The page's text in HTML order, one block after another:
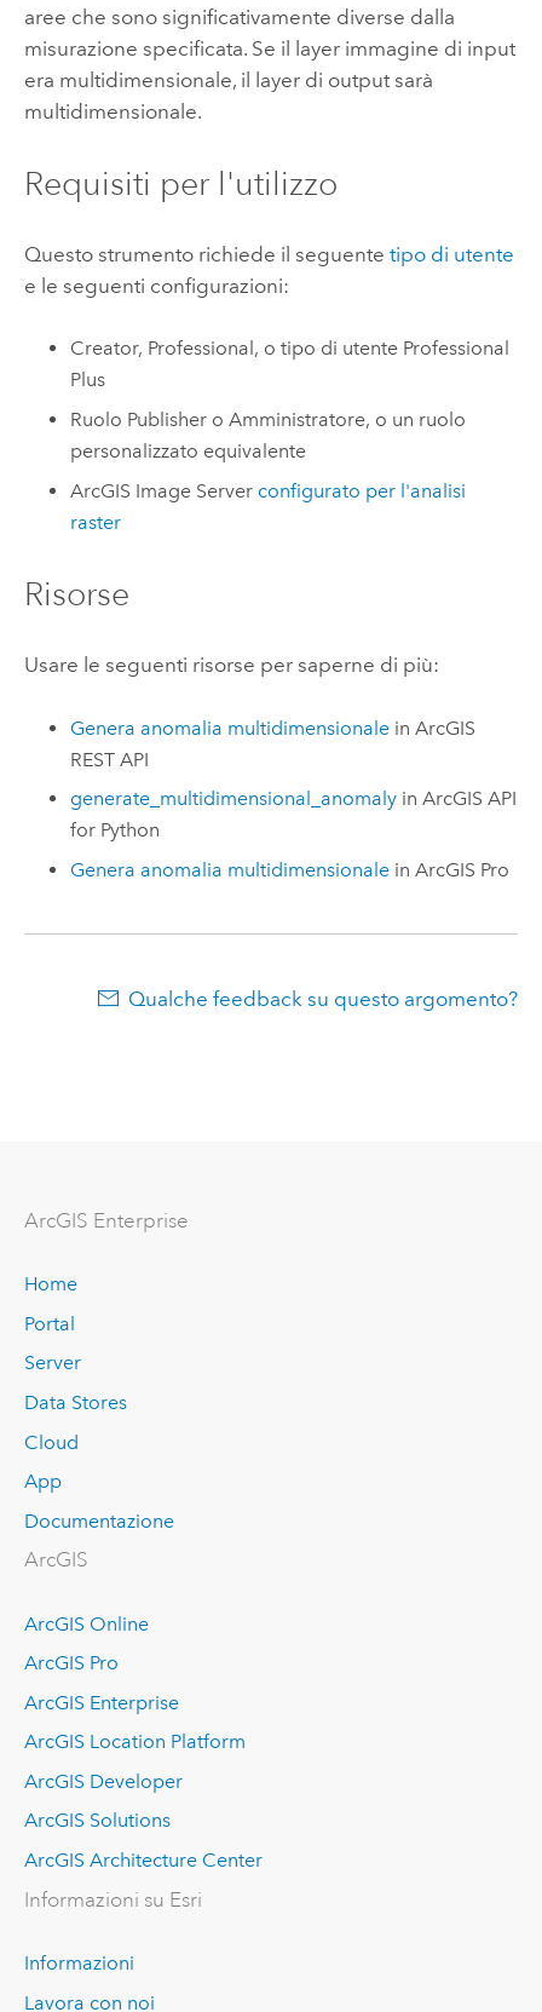
aree che sono significativamente diverse dalla
misurazione specificata. Se il layer immagine di input
era multidimensionale, il layer di output sarà
multidimensionale.
Requisiti per l'utilizzo
Questo strumento richiede il seguente tipo di utente
e le seguenti configurazioni:
Creator, Professional , o tipo di utente Professional
Plus
Ruolo Publisher o Amministratore, o un ruolo
personalizzato equivalente
ArcGIS Image Server configurato per l'analisi
raster
Risorse
Usare le seguenti risorse per saperne di più:
Genera anomalia multidimensionale inArcGIS
REST API
generate_multidimensional_anomaly inArcGIS API
for Python
Genera anomalia multidimensionale inArcGIS Pro
Qualche feedback su questo argomento?
ArcGIS Enterprise
Home
Portal
Server
Data Stores
Cloud
App
Documentazione
ArcGIS
ArcGIS Online
ArcGIS Pro
ArcGIS Enterprise
ArcGIS Location Platform
ArcGIS Developer
ArcGIS Solutions
ArcGIS Architecture Center
Informazioni su Esri
Informazioni
Lavora con noi